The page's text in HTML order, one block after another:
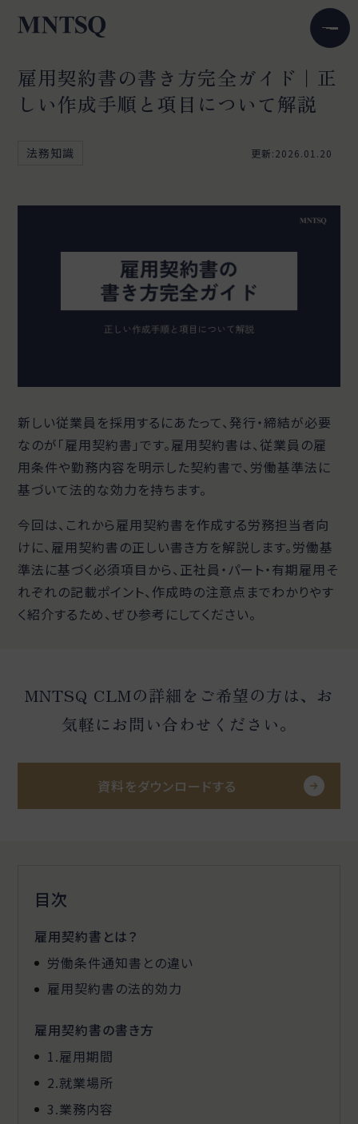
雇用契約書の書き方完全ガイド｜正
しい作成手順と項目について解説
法務知識 更新:2026.01.20
新しい従業員を採用するにあたって、発行・締結が必要
なのが「雇用契約書」です。雇用契約書は、従業員の雇
用条件や勤務内容を明示した契約書で、労働基準法に
基づいて法的な効力を持ちます。
今回は、これから雇用契約書を作成する労務担当者向
けに、雇用契約書の正しい書き方を解説します。労働基
準法に基づく必須項目から、正社員・パート・有期雇用そ
れぞれの記載ポイント、作成時の注意点までわかりやす
く紹介するため、ぜひ参考にしてください。
MNTSQ CLMの詳細をご希望の方は、お
気軽にお問い合わせください。
資料をダウンロードする
目次
雇用契約書とは？
労働条件通知書との違い
雇用契約書の法的効力
雇用契約書の書き方
1.雇用期間
2.就業場所
3.業務内容